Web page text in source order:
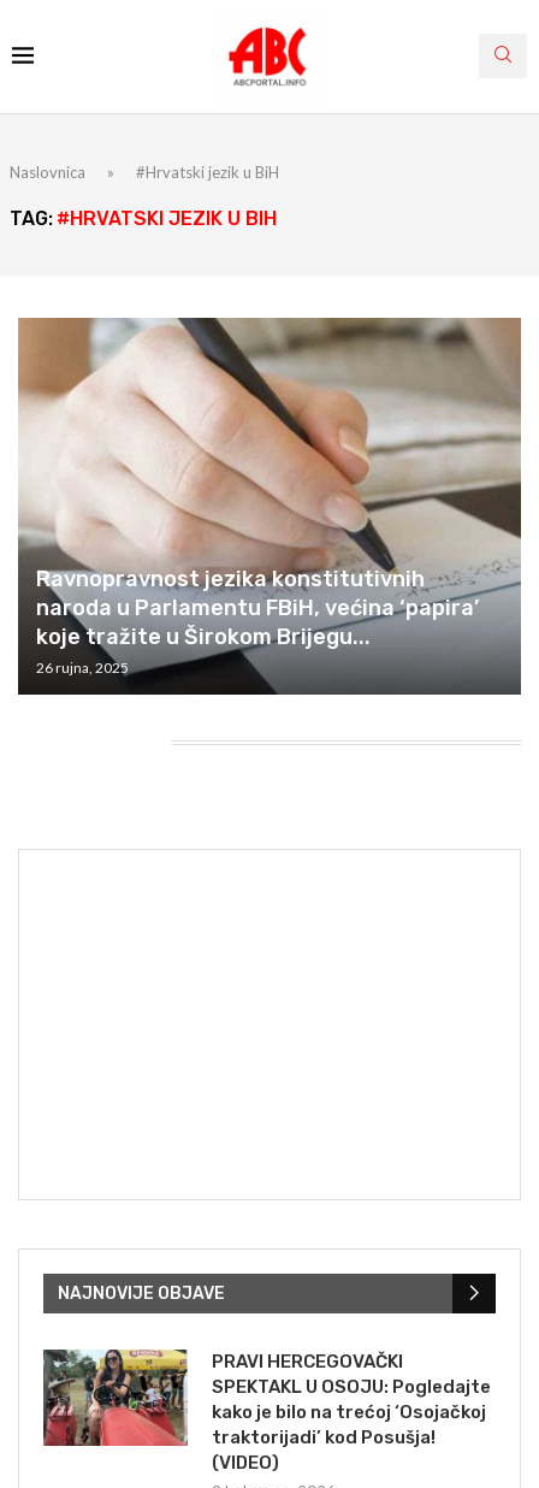
Naslovnica » #Hrvatski jezik u BiH
TAG: #HRVATSKI JEZIK U BIH
Ravnopravnost jezika konstitutivnih
naroda u Parlamentu FBiH, većina ‘papira’
koje tražite u Širokom Brijegu...
26 rujna, 2025
NAJNOVIJE OBJAVE
PRAVI HERCEGOVAČKI
SPEKTAKL U OSOJU: Pogledajte
kako je bilo na trećoj ‘Osojačkoj
traktorijadi’ kod Posušja!
(VIDEO)